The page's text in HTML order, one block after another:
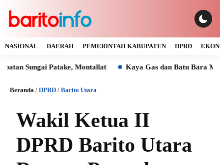
NASIONAL DAERAH PEMERINTAH KABUPATEN DPRD
Patake, Montallat Kaya Gas dan Batu Bara Malah
Beranda / DPRD / Barito Utara
Wakil Ketua II
DPRD Barito Utara